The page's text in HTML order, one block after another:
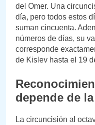
del Omer. Una
día, pero todos estos
suman cincuenta.
números de días, su
corresponde
de Kislev hasta el 19
depende de
La circuncisión al